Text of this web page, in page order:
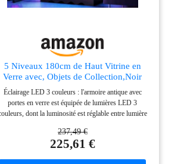
personnalisé pour ranger et exposer vos articles
5 Niveaux 180cm de Haut Vitrine en
Verre avec, Objets de Collection,Noir
Éclairage LED 3 couleurs : l'armoire antique avec
portes en verre est équipée de lumières LED 3
dont la luminosité est réglable entre lumière
non seulement une représentation claire dans
l'obscurité, mais donne également à votre espace de vie
237,49 €
225,61 €